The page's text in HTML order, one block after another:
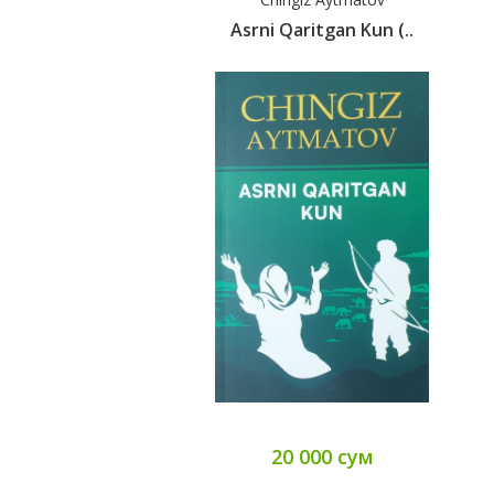
Asrni Qaritgan Kun (..
20 000 сум